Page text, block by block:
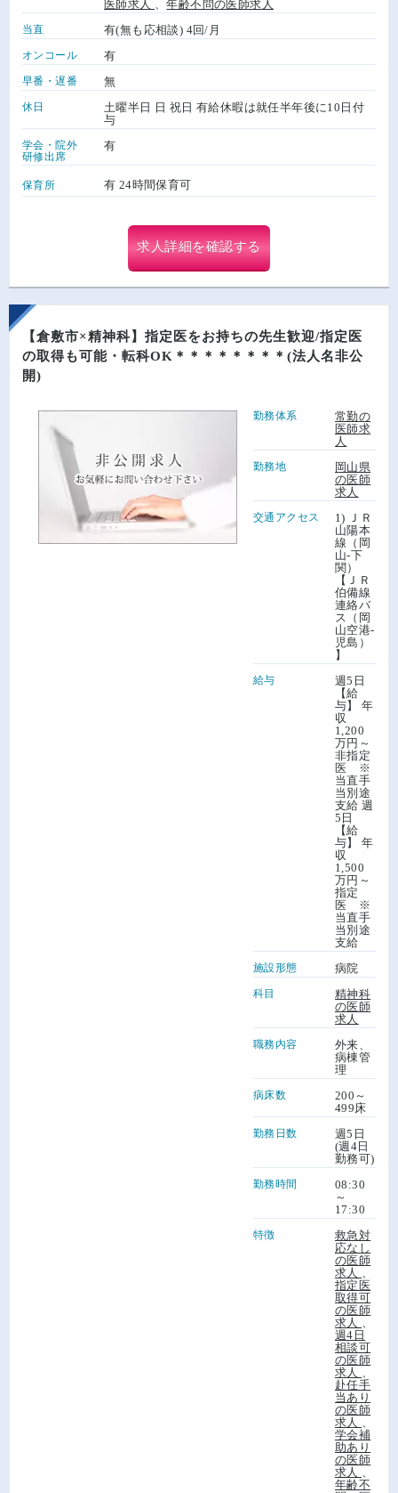
医師求人 、年齢不問の医師求人
当直 有(無も応相談) 4回/月
オンコール 有
早番・遅番 無
休日
土曜半日 日 祝日 有給休暇は就任半年後に10日付
与
学会・院外
研修出席
有
保育所 有 24時間保育可
求人詳細を確認する
【倉敷市×精神科】指定医をお持ちの先生歓迎/指定医
の取得も可能・転科OK＊＊＊＊＊＊＊＊(法人名非公
開)
勤務体系
常勤の
医師求
人
勤務地
岡山県
の医師
求人
交通アクセス
1) ＪＲ
山陽本
線（岡
山-下
関）
【ＪＲ
伯備線
連絡バ
ス（岡
山空港-
児島）
】
給与
週5日
【給
与】 年
収
1,200
万円～
非指定
医 ※
当直手
当別途
支給 週
5日
【給
与】 年
収
1,500
万円～
指定
医 ※
当直手
当別途
支給
施設形態 病院
科目
精神科
の医師
求人
職務内容
外来、
病棟管
理
病床数
200～
499床
勤務日数
週5日
(週4日
勤務可)
勤務時間
08:30
～
17:30
特徴
救急対
応なし
の医師
求人
指定医
取得可
の医師
求人
週4日
相談可
の医師
求人
赴任手
当あり
の医師
求人
学会補
助あり
の医師
求人
年齢不